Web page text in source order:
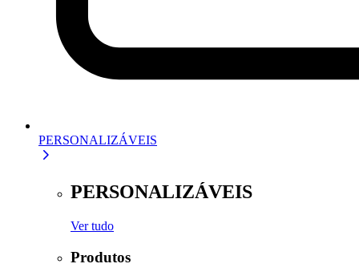
PERSONALIZÁVEIS
PERSONALIZÁVEIS
Ver tudo
Produtos